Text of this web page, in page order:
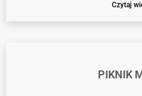
Czytaj
PIKNIK